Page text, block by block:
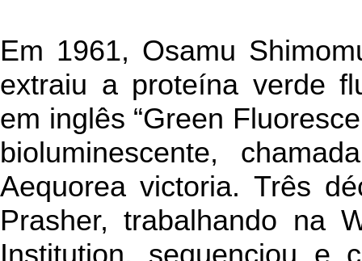
Em 1961, Osamu
extraiu a proteína verde
em inglês “Green
bioluminescente,
Aequorea victoria. Três
Prasher, trabalhando na
Institution, sequenciou e